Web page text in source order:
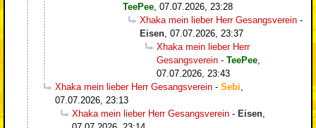
TeePee 07.07.2026, 23:28
Xhaka mein lieber Herr Gesangsverein -
Eisen 07.07.2026, 23:37
Xhaka mein lieber Herr
Gesangsverein - TeePee
07.07.2026, 23:43
Xhaka mein lieber Herr Gesangsverein - Sebi
07.07.2026, 23:13
Xhaka mein lieber Herr Gesangsverein - Eisen